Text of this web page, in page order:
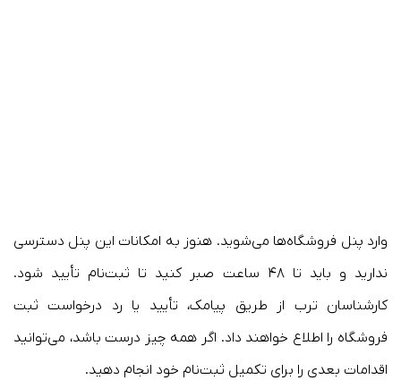
وارد پنل فروشگاه‌ها می‌شوید. هنوز به امکانات این پنل دسترسی
ندارید و باید تا ۴۸ ساعت صبر کنید تا ثبت‌نام تأیید شود.
کارشناسان ترب از طریق پیامک، تأیید یا رد درخواست ثبت
فروشگاه را اطلاع خواهند داد. اگر همه چیز درست باشد، می‌توانید
اقدامات بعدی را برای تکمیل ثبت‌نام خود انجام دهید.